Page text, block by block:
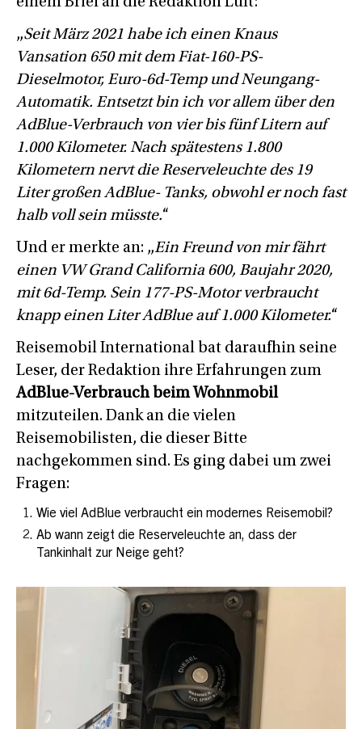
„Seit März 2021 habe ich einen Knaus
Vansation 650 mit dem Fiat-160-PS-
Dieselmotor, Euro-6d-Temp und Neungang-
Automatik. Entsetzt bin ich vor allem über den
AdBlue-Verbrauch von vier bis fünf Litern auf
1.000 Kilometer. Nach spätestens 1.800
Kilometern nervt die Reserveleuchte des 19
Liter großen AdBlue- Tanks, obwohl er noch fast
halb voll sein müsste.“
Und er merkte an: „Ein Freund von mir fährt
einen VW Grand California 600, Baujahr 2020,
mit 6d-Temp. Sein 177-PS-Motor verbraucht
knapp einen Liter AdBlue auf 1.000 Kilometer.“
Reisemobil International bat daraufhin seine
Leser, der Redaktion ihre Erfahrungen zum
AdBlue-Verbrauch beim Wohnmobil
mitzuteilen. Dank an die vielen
Reisemobilisten, die dieser Bitte
nachgekommen sind. Es ging dabei um zwei
Fragen:
Wie viel AdBlue verbraucht ein modernes Reisemobil?
Ab wann zeigt die Reserveleuchte an, dass der
Tankinhalt zur Neige geht?